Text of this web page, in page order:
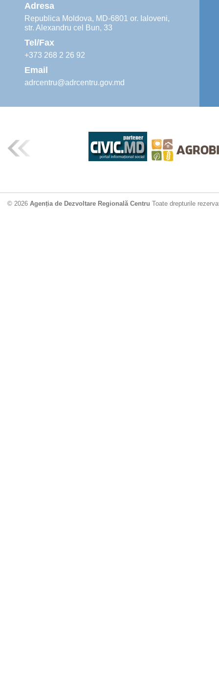
Adresa
Republica Moldova, MD-6801 or. Ialoveni,
str. Alexandru cel Bun, 33
Tel/Fax
+373 268 2 26 92
Email
adrcentru@adrcentru.gov.md
© 2026 Agenția de Dezvoltare Regională Centru Toate drepturile